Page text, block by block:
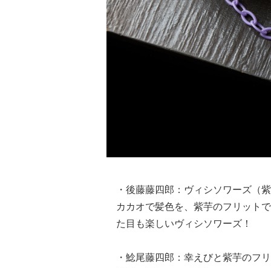
・後藤藤四郎：ヴィシソワーズ（
カカオで髪色を、紫芋のフリット
た目も楽しいヴィシソワーズ！
・鯰尾藤四郎：幸えびと紫芋のフ